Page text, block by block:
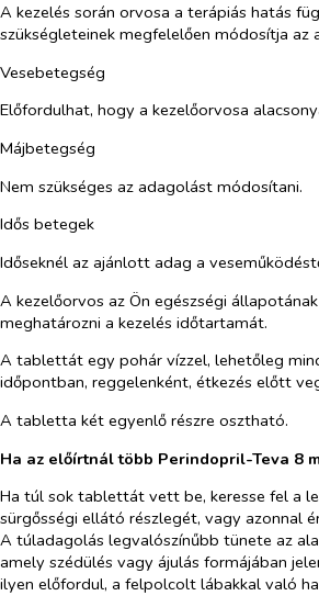
A kezelés során orvosa a terápiás hatás
szükségleteinek megfelelően módosítja az
Vesebetegség
Előfordulhat, hogy a kezelőorvosa
Májbetegség
Nem szükséges az adagolást módosítani.
Idős betegek
Időseknél az ajánlott adag a
A kezelőorvos az Ön egészségi
meghatározni a kezelés időtartamát.
A tablettát egy pohár vízzel, lehetőleg
időpontban, reggelenként, étkezés előtt
A tabletta két egyenlő részre osztható.
Ha az előírtnál több Perindopril-Teva 8
Ha túl sok tablettát vett be, keresse fel a
sürgősségi ellátó részlegét, vagy azonnal
A túladagolás legvalószínűbb tünete az
amely szédülés vagy ájulás formájában
ilyen előfordul, a felpolcolt lábakkal való